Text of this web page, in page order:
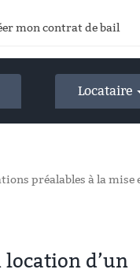
mon contrat de bail
Locataire
préalables à la
location d’un